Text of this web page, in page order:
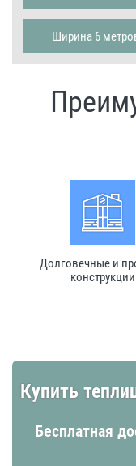
Ширина 6
Долговечные и
конструкции
Купить
Бесплатная